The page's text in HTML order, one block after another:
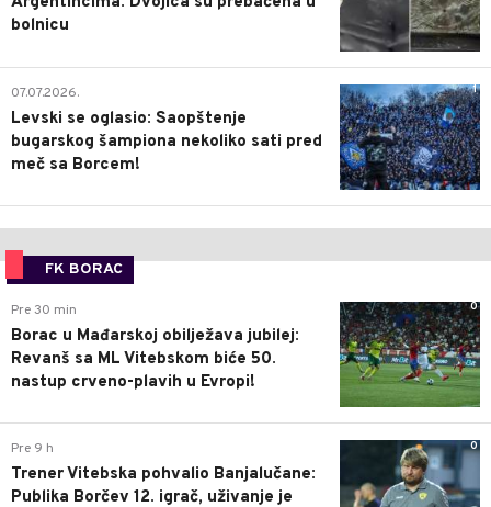
bolnicu
1
07.07.2026.
Levski se oglasio: Saopštenje
bugarskog šampiona nekoliko sati pred
meč sa Borcem!
FK BORAC
0
Pre 30 min
Borac u Mađarskoj obilježava jubilej:
Revanš sa ML Vitebskom biće 50.
nastup crveno-plavih u Evropi!
0
Pre 9 h
Trener Vitebska pohvalio Banjalučane:
Publika Borčev 12. igrač, uživanje je